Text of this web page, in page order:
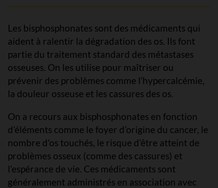
Les bisphosphonates sont des médicaments qui
aident à ralentir la dégradation des os. Ils font
partie du traitement standard des métastases
osseuses. On les utilise pour maîtriser ou
prévenir des problèmes comme l’hypercalcémie,
la douleur osseuse et les cassures des os.
On a recours aux bisphosphonates en fonction
d’éléments comme le foyer d’origine du cancer, le
nombre d’os touchés, le risque d’être atteint de
problèmes osseux (comme des cassures) et
l’espérance de vie. Ces médicaments sont
généralement administrés en association avec